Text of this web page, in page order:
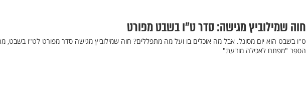
חוה שמילוביץ מגישה: סדר ט"ו בשבט מפורט
ט"ו בשבט הוא יום מסוגל. אבל מה אוכלים בו ועל מה מתפללים? חוה שמילוביץ מגישה סדר מפורט לט"ו בשבט,
הספר "מפתח לאכילה מודעת"